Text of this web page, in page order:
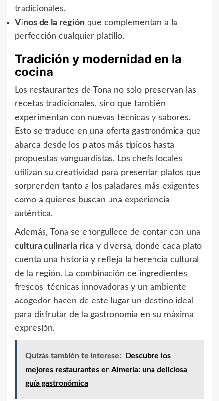
tradicionales.
Vinos de la región que complementan a la
perfección cualquier platillo.
Tradición y modernidad en la
cocina
Los restaurantes de Tona no solo preservan las
recetas tradicionales, sino que también
experimentan con nuevas técnicas y sabores.
Esto se traduce en una oferta gastronómica que
abarca desde los platos más típicos hasta
propuestas vanguardistas. Los chefs locales
utilizan su creatividad para presentar platos que
sorprenden tanto a los paladares más exigentes
como a quienes buscan una experiencia
auténtica.
Además, Tona se enorgullece de contar con una
cultura culinaria rica y diversa, donde cada plato
cuenta una historia y refleja la herencia cultural
de la región. La combinación de ingredientes
frescos, técnicas innovadoras y un ambiente
acogedor hacen de este lugar un destino ideal
para disfrutar de la gastronomía en su máxima
expresión.
Quizás también te interese:
Descubre los
mejores restaurantes en Almería: una deliciosa
guía gastronómica